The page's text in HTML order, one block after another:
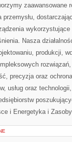
zaawansowane
przemysłu,
Nasza
produkcji,
precyzja oraz
usług oraz
i Energetyka i